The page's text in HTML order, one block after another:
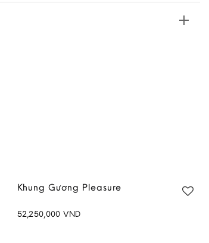
Khung Gương Pleasure
52,250,000 VND